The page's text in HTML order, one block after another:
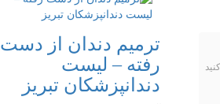
ترمیم دندان از دست
رفته – لیست
دندانپزشکان تبریز